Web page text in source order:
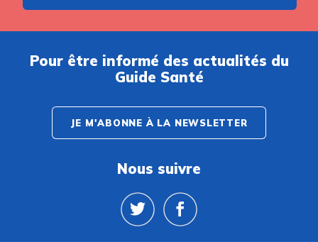
Pour être informé des actualités du
Guide Santé
JE M'ABONNE À LA NEWSLETTER
Nous suivre